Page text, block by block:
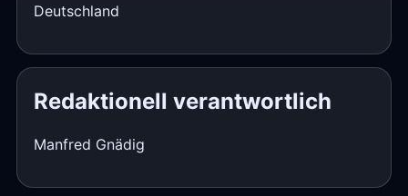
Deutschland
Redaktionell verantwortlich
Manfred Gnädig